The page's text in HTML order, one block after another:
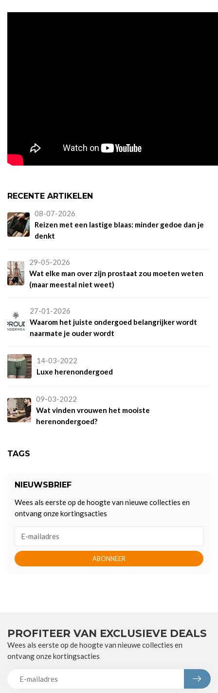
RECENTE ARTIKELEN
08-07-2026
Reizen met een lastige blaas: minder gedoe dan je
denkt
29-05-2026
Wat elke man over zijn prostaat zou moeten weten
(maar meestal niet weet)
27-01-2026
Waarom het juiste ondergoed belangrijker wordt
naarmate je ouder wordt
14-03-2022
Luxe herenondergoed
09-03-2022
Wat vinden vrouwen het mooiste
herenondergoed?
TAGS
NIEUWSBRIEF
Wees als eerste op de hoogte van nieuwe collecties en
ontvang onze kortingsacties
ABONNEER
PROFITEER VAN EXCLUSIEVE DEALS
Wees als eerste op de hoogte van nieuwe collecties en
ontvang onze kortingsacties